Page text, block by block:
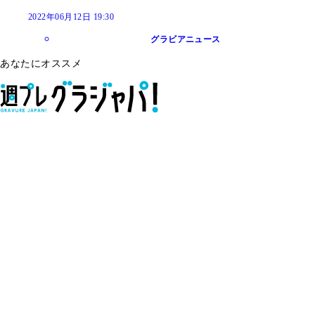
2022年06月12日 19:30
グラビアニュース
あなたにオススメ